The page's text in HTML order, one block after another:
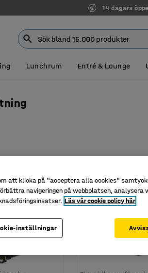
14 dagars
Lunchrum Entré & Lounge
att klicka på "acceptera alla cookies"
navigeringen på webbplatsen, analysera
Läs vår cookie policy här
inställningar